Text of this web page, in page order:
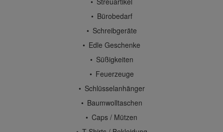
Bürobedarf
Schreibgeräte
Edle Geschenke
Süßigkeiten
Feuerzeuge
Schlüsselanhänger
Baumwolltaschen
Caps / Mützen